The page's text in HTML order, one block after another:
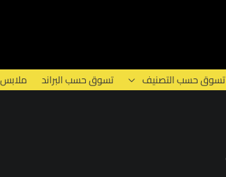
تسوق حسب التصنيف تسوق حسب البراند